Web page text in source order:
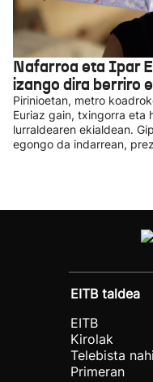
Nafarroa eta Ipar
izango dira berriro
Pirinioetan, metro
Euriaz gain, txingorra eta
lurraldearen ekialdean.
egongo da indarrean,
EITB taldea
EITB
Kirolak
Telebista
Primeran